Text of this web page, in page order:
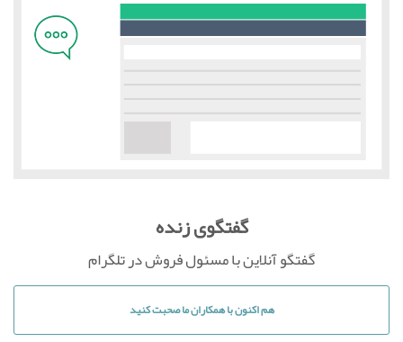
گفتگوی زنده
گفتگو آنلاین با مسئول فروش در تلگرام
هم اکنون با همکاران ما صحبت کنید